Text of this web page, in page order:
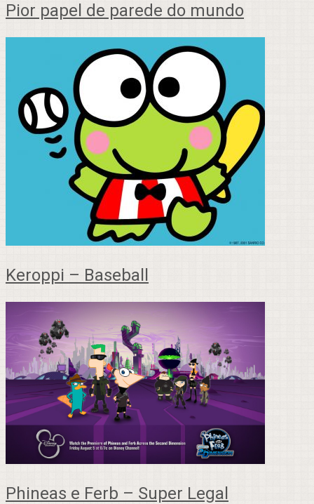
Pior papel de parede do mundo
Keroppi – Baseball
Phineas e Ferb – Super Legal